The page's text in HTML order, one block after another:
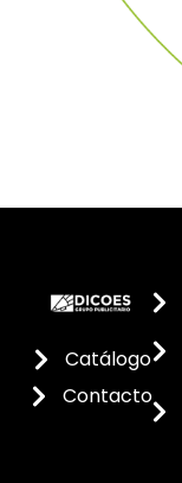
Catálogo
Contacto